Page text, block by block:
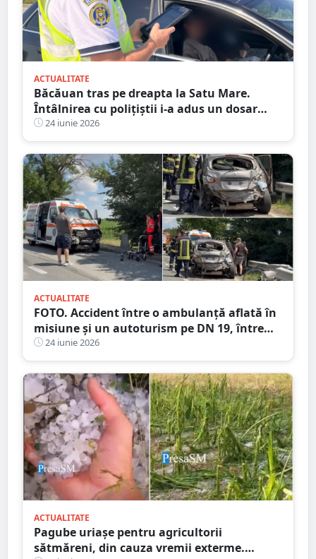
ACTUALITATE
Băcăuan tras pe dreapta la Satu Mare.
Întâlnirea cu polițiștii i-a adus un dosar
penal
24 iunie 2026
ACTUALITATE
FOTO. Accident între o ambulanță aflată în
misiune și un autoturism pe DN 19, între
Carei și Petrești
24 iunie 2026
ACTUALITATE
Pagube uriașe pentru agricultorii
sătmăreni, din cauza vremii exterme.